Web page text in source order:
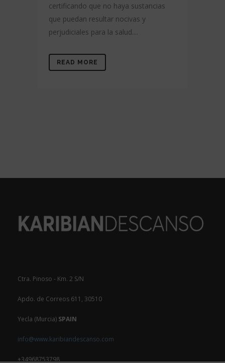
certificando que no haya sustancias
que puedan resultar nocivas y
perjudiciales para la salud....
READ MORE
Ctra. Pinoso - Km. 2 S/N
Apdo. de Correos 611, 30510
Yecla (Murcia) SPAIN
info@www.karibiandescanso.com
+34968753798